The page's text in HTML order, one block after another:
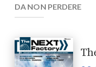
DA NON PERDERE